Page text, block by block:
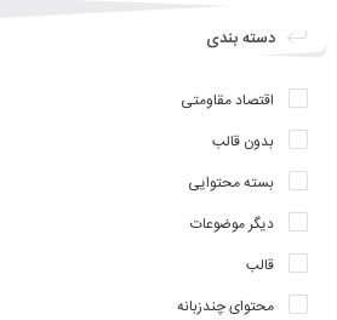
دسته بندی
اقتصاد مقاومتی
بدون قالب
بسته محتوایی
دیگر موضوعات
قالب
محتوای چندزبانه